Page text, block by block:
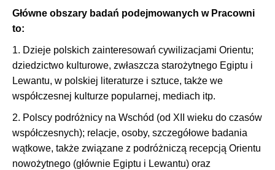
Główne obszary badań podejmowanych w Pracowni
to:
1. Dzieje polskich zainteresowań cywilizacjami Orientu;
dziedzictwo kulturowe, zwłaszcza starożytnego Egiptu i
Lewantu, w polskiej literaturze i sztuce, także we
współczesnej kulturze popularnej, mediach itp.
2. Polscy podróżnicy na Wschód (od XII wieku do czasów
współczesnych); relacje, osoby, szczegółowe badania
wątkowe, także związane z podróżniczą recepcją Orientu
nowożytnego (głównie Egiptu i Lewantu) oraz